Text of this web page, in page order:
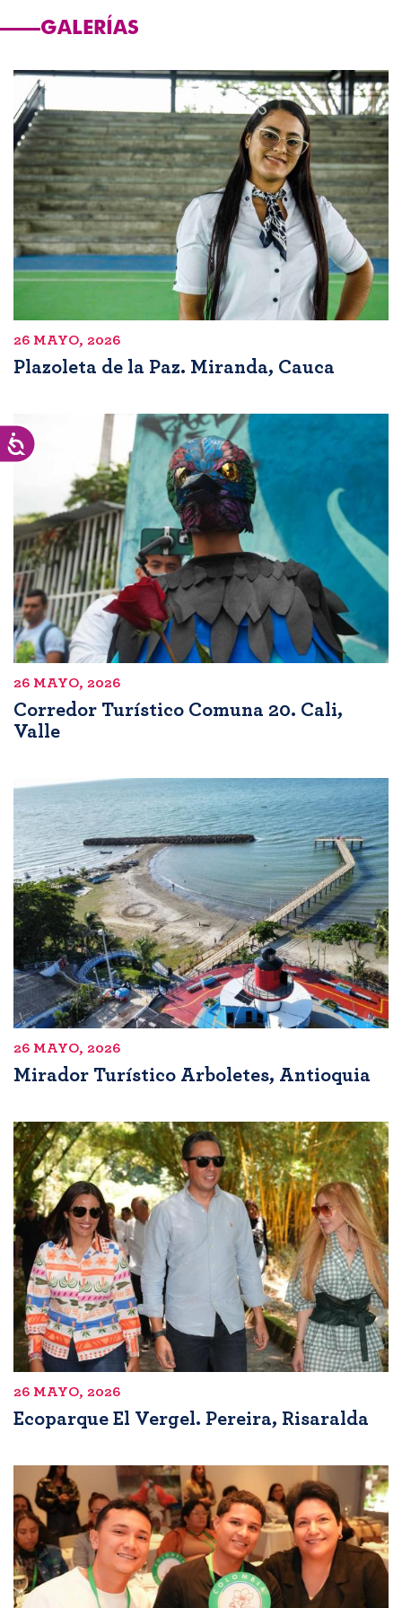
Accesibilidad
GALERÍAS
26 MAYO, 2026
Plazoleta de la Paz. Miranda, Cauca
26 MAYO, 2026
Corredor Turístico Comuna 20. Cali,
Valle
26 MAYO, 2026
Mirador Turístico Arboletes, Antioquia
26 MAYO, 2026
Ecoparque El Vergel. Pereira, Risaralda